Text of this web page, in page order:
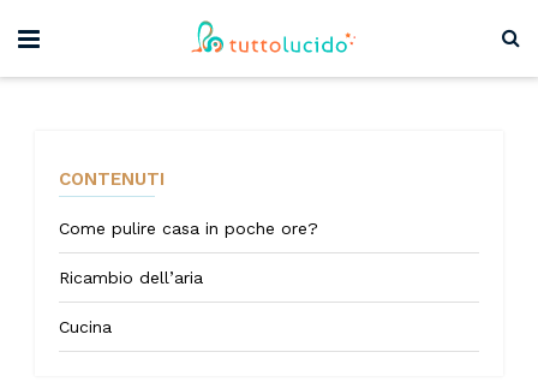
CONTENUTI
Come pulire casa in poche ore?
Ricambio dell’aria
Cucina